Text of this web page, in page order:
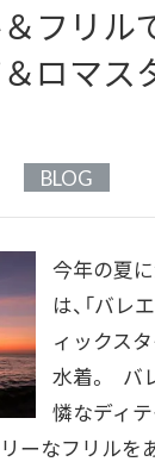
フリ
ロマス
BLOG
今年の夏
は、「バレ
ィックス
水着。 バ
憐なディ
ーなフリルを